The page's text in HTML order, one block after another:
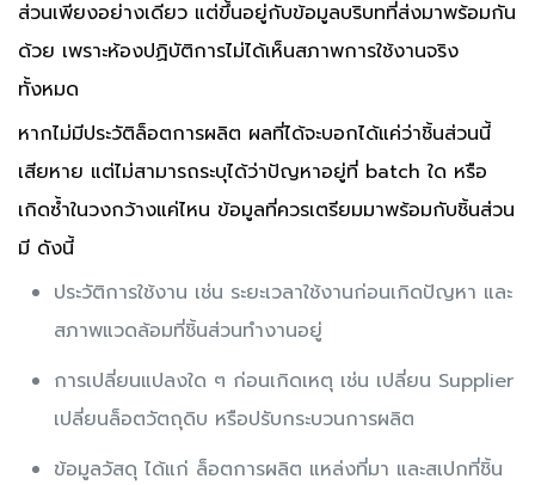
ส่วนเพียงอย่างเดียว แต่ขึ้นอยู่กับข้อมูลบริบทที่ส่งมาพร้อมกัน
ด้วย เพราะห้องปฏิบัติการไม่ได้เห็นสภาพการใช้งานจริง
ทั้งหมด
หากไม่มีประวัติล็อตการผลิต ผลที่ได้จะบอกได้แค่ว่าชิ้นส่วนนี้
เสียหาย แต่ไม่สามารถระบุได้ว่าปัญหาอยู่ที่ batch ใด หรือ
เกิดซ้ำในวงกว้างแค่ไหน ข้อมูลที่ควรเตรียมมาพร้อมกับชิ้นส่วน
มี ดังนี้
ประวัติการใช้งาน เช่น ระยะเวลาใช้งานก่อนเกิดปัญหา และ
สภาพแวดล้อมที่ชิ้นส่วนทำงานอยู่
การเปลี่ยนแปลงใด ๆ ก่อนเกิดเหตุ เช่น เปลี่ยน Supplier
เปลี่ยนล็อตวัตถุดิบ หรือปรับกระบวนการผลิต
ข้อมูลวัสดุ ได้แก่ ล็อตการผลิต แหล่งที่มา และสเปกที่ชิ้น